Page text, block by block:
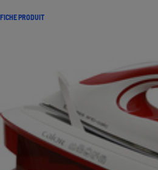
FICHE PRODUIT